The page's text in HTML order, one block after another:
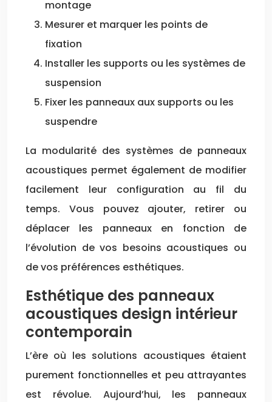
montage
Mesurer et marquer les points de
fixation
Installer les supports ou les systèmes de
suspension
Fixer les panneaux aux supports ou les
suspendre
La modularité des systèmes de panneaux
acoustiques permet également de modifier
facilement leur configuration au fil du
temps. Vous pouvez ajouter, retirer ou
déplacer les panneaux en fonction de
l’évolution de vos besoins acoustiques ou
de vos préférences esthétiques.
Esthétique des panneaux
acoustiques design intérieur
contemporain
L’ère où les solutions acoustiques étaient
purement fonctionnelles et peu attrayantes
est révolue. Aujourd’hui, les panneaux